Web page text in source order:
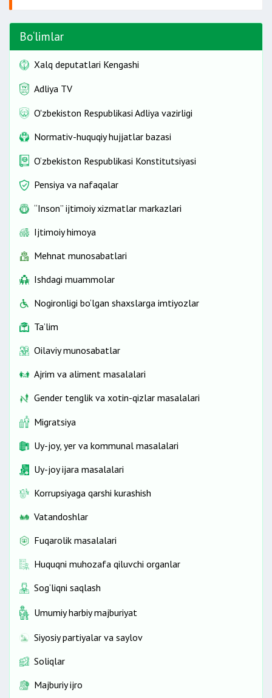
Bo‘limlar
Xalq deputatlari Kengashi
Adliya TV
O'zbekiston Respublikasi Adliya vazirligi
Normativ-huquqiy hujjatlar bazasi
O‘zbekiston Respublikasi Konstitutsiyasi
Pensiya va nafaqalar
“Inson” ijtimoiy xizmatlar markazlari
Ijtimoiy himoya
Mehnat munosabatlari
Ishdagi muammolar
Nogironligi bo‘lgan shaxslarga imtiyozlar
Ta’lim
Oilaviy munosabatlar
Ajrim va aliment masalalari
Gender tenglik va xotin-qizlar masalalari
Migratsiya
Uy-joy, yer va kommunal masalalari
Uy-joy ijara masalalari
Korrupsiyaga qarshi kurashish
Vatandoshlar
Fuqarolik masalalari
Huquqni muhozafa qiluvchi organlar
Sog‘liqni saqlash
Umumiy harbiy majburiyat
Siyosiy partiyalar va saylov
Soliqlar
Majburiy ijro